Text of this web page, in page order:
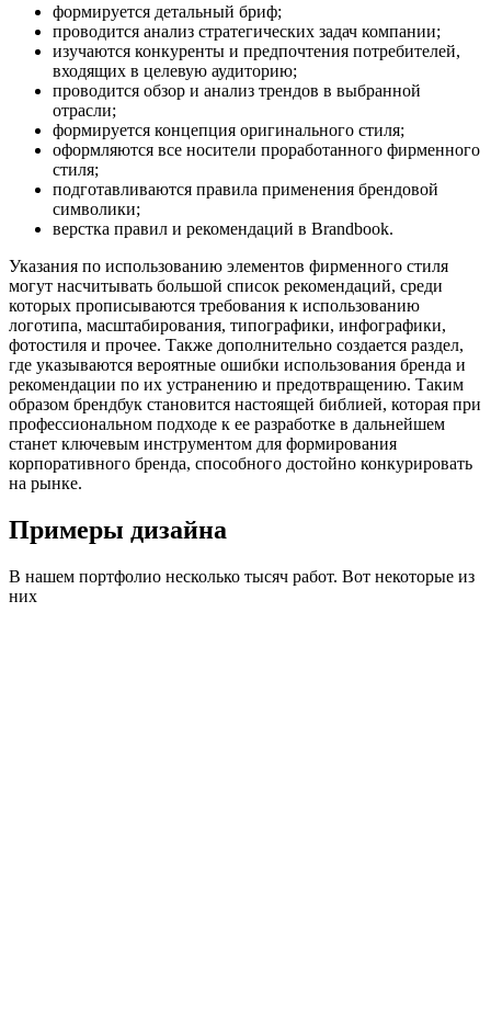
формируется детальный бриф;
проводится анализ стратегических задач компании;
изучаются конкуренты и предпочтения потребителей,
входящих в целевую аудиторию;
проводится обзор и анализ трендов в выбранной
отрасли;
формируется концепция оригинального стиля;
оформляются все носители проработанного фирменного
стиля;
подготавливаются правила применения брендовой
символики;
верстка правил и рекомендаций в Brandbook.
Указания по использованию элементов фирменного стиля
могут насчитывать большой список рекомендаций, среди
которых прописываются требования к использованию
логотипа, масштабирования, типографики, инфографики,
фотостиля и прочее. Также дополнительно создается раздел,
где указываются вероятные ошибки использования бренда и
рекомендации по их устранению и предотвращению. Таким
образом брендбук становится настоящей библией, которая при
профессиональном подходе к ее разработке в дальнейшем
станет ключевым инструментом для формирования
корпоративного бренда, способного достойно конкурировать
на рынке.
Примеры дизайна
В нашем портфолио несколько тысяч работ. Вот некоторые из
них